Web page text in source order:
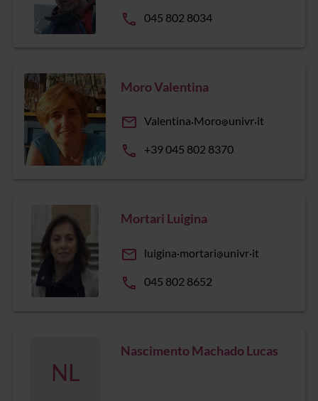
phone 045 802 8034
Moro Valentina
email Valentina Moro univr it
phone +39 045 802 8370
Mortari Luigina
email luigina mortari univr it
phone 045 802 8652
NL
Nascimento Machado Lucas